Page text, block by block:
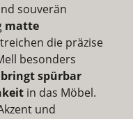
souverän
matte
die präzise
besonders
bringt spürbar
in das Möbel.
und